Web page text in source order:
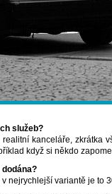
služeb?
kanceláře, zkrátka
když si někdo
nejrychlejší variantě je to